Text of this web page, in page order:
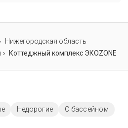
Нижегородская область
Коттеджный комплекс ЭКОZONE
Недорогие
С бассейном